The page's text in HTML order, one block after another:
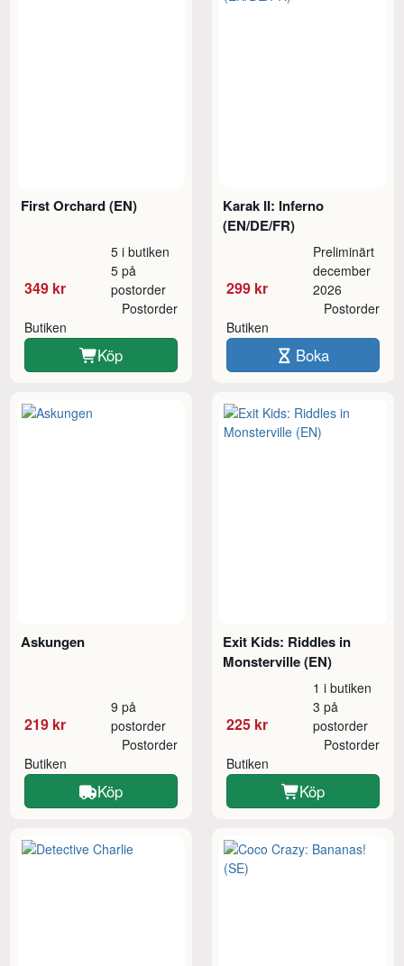
First Orchard (EN)
349 kr
5 i butiken
5 på
postorder
Butiken
Postorder
Köp
Karak II: Inferno
(EN/DE/FR)
299 kr
Preliminärt
december
2026
Butiken
Postorder
Boka
Askungen
219 kr
9 på
postorder
Butiken
Postorder
Köp
Exit Kids: Riddles in
Monsterville (EN)
225 kr
1 i butiken
3 på
postorder
Butiken
Postorder
Köp